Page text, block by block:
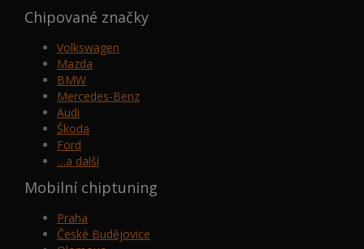
Chipované značky
Volkswagen
Mazda
BMW
Mercedes-Benz
Audi
Škoda
Ford
…a další
Mobilní chiptuning
Praha
České Budějovice